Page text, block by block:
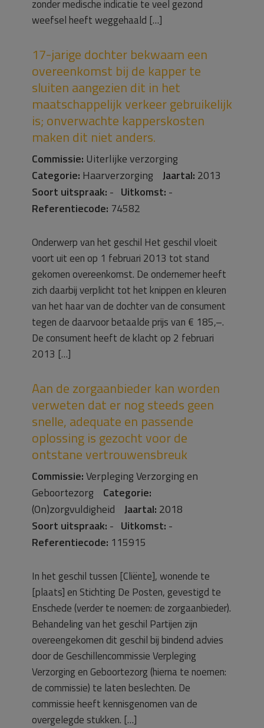
zonder medische indicatie te veel gezond
weefsel heeft weggehaald […]
17-jarige dochter bekwaam een
overeenkomst bij de kapper te
sluiten aangezien dit in het
maatschappelijk verkeer gebruikelijk
is; onverwachte kapperskosten
maken dit niet anders.
Commissie: Uiterlijke verzorging
Categorie: Haarverzorging Jaartal: 2013
Soort uitspraak: - Uitkomst: -
Referentiecode: 74582
Onderwerp van het geschil Het geschil vloeit
voort uit een op 1 februari 2013 tot stand
gekomen overeenkomst. De ondernemer heeft
zich daarbij verplicht tot het knippen en kleuren
van het haar van de dochter van de consument
tegen de daarvoor betaalde prijs van € 185,–.
De consument heeft de klacht op 2 februari
2013 […]
Aan de zorgaanbieder kan worden
verweten dat er nog steeds geen
snelle, adequate en passende
oplossing is gezocht voor de
ontstane vertrouwensbreuk
Commissie:Verpleging Verzorging en
Geboortezorg Categorie:
(On)zorgvuldigheid Jaartal: 2018
Soort uitspraak: - Uitkomst: -
Referentiecode: 115915
In het geschil tussen [Cliënte], wonende te
[plaats] en Stichting De Posten, gevestigd te
Enschede (verder te noemen: de zorgaanbieder).
Behandeling van het geschil Partijen zijn
overeengekomen dit geschil bij bindend advies
door de Geschillencommissie Verpleging
Verzorging en Geboortezorg (hierna te noemen:
de commissie) te laten beslechten. De
commissie heeft kennisgenomen van de
overgelegde stukken. […]